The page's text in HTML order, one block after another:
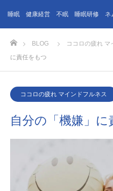
睡眠 健康経営 不眠 睡眠研修 ネ
ホーム
BLOG ココロの疲れ マ
に責任をもつ
ココロの疲れ マインドフルネス
自分の「機嫌」に